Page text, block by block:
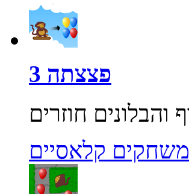
פצצתה 3
משחקים קלאסיים